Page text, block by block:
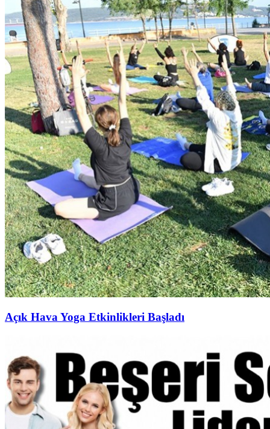
Açık Hava Yoga Etkinlikleri Başladı